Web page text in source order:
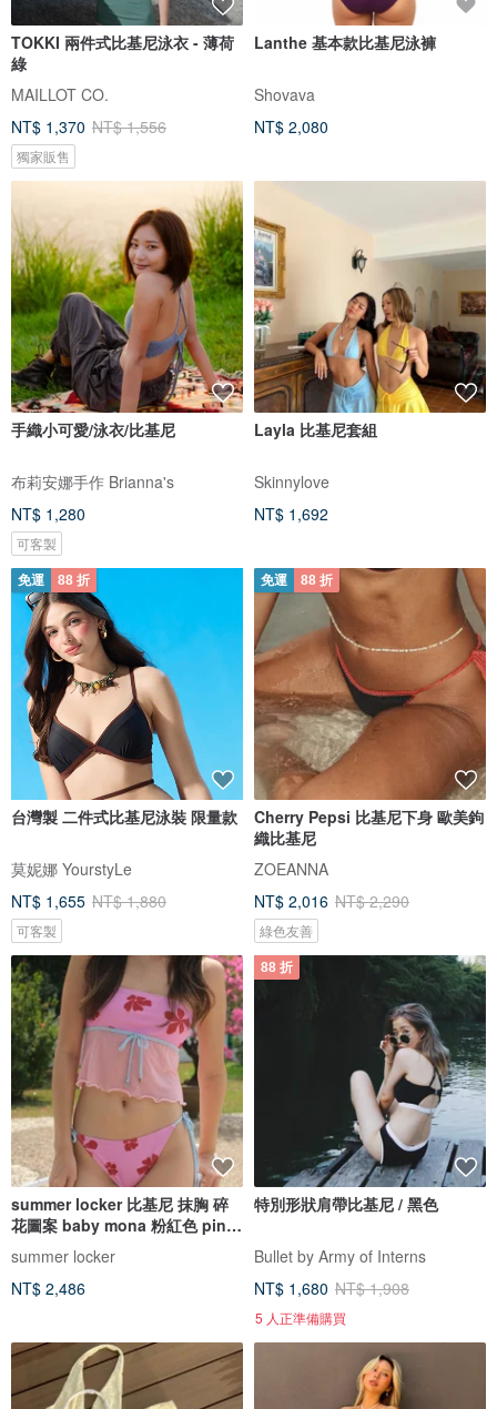
TOKKI 兩件式比基尼泳衣 - 薄荷
綠
MAILLOT CO.
NT$ 1,370 NT$ 1,556
獨家販售
Lanthe 基本款比基尼泳褲
Shovava
NT$ 2,080
手織小可愛/泳衣/比基尼
布莉安娜手作 Brianna's
NT$ 1,280
可客製
Layla 比基尼套組
Skinnylove
NT$ 1,692
免運 88 折
台灣製 二件式比基尼泳裝 限量款
莫妮娜 YourstyLe
NT$ 1,655 NT$ 1,880
可客製
免運 88 折
Cherry Pepsi 比基尼下身 歐美鉤
織比基尼
ZOEANNA
NT$ 2,016 NT$ 2,290
綠色友善
summer locker 比基尼 抹胸 碎
花圖案 baby mona 粉紅色 pink
summer locker
NT$ 2,486
88 折
特別形狀肩帶比基尼 / 黑色
Bullet by Army of Interns
NT$ 1,680 NT$ 1,908
5 人正準備購買